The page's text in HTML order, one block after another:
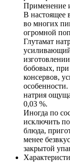
Применение
В настоящее
во многих
огромной
Глутамат
бобовых, при
консервов,
натрия
0,03 %.
Иногда по
исключить
блюда,
менее
закрытой